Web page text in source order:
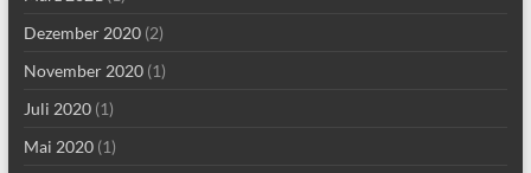
Dezember 2020(2)
November 2020(1)
Juli 2020(1)
Mai 2020(1)